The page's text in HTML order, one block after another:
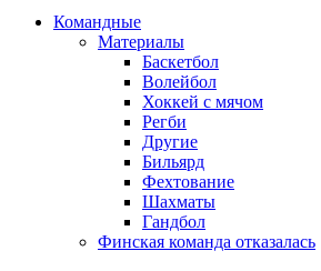
Командные
Материалы
Баскетбол
Волейбол
Хоккей с мячом
Регби
Другие
Бильярд
Фехтование
Шахматы
Гандбол
Финская команда отказалась